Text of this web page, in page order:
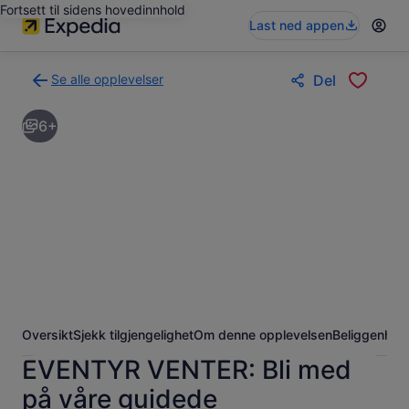
Fortsett til sidens hovedinnhold
Last ned appen
Se alle opplevelser
til
søkeresultatsiden
med
Del
6+
OversiktSjekk tilgjengelighetOm denne opplevelsenBeliggenhet
EVENTYR VENTER: Bli med
på våre guidede